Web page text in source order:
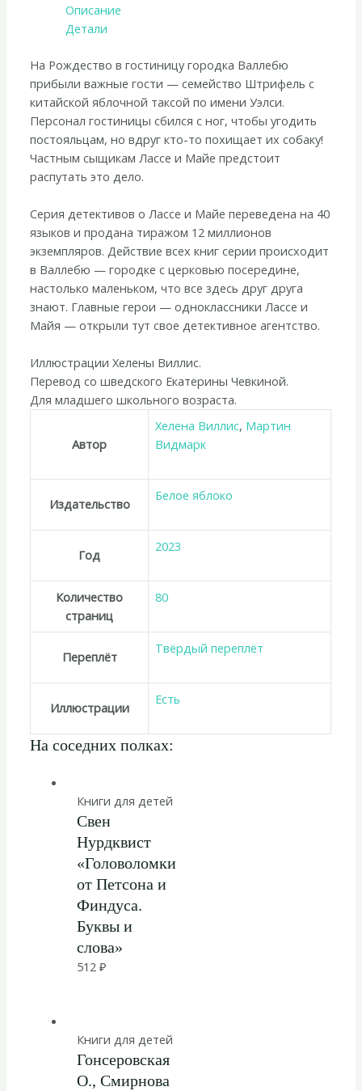
Описание
Детали
На Рождество в гостиницу городка Валлебю
прибыли важные гости — семейство Штрифель с
китайской яблочной таксой по имени Уэлси.
Персонал гостиницы сбился с ног, чтобы угодить
постояльцам, но вдруг кто-то похищает их собаку!
Частным сыщикам Лассе и Майе предстоит
распутать это дело.
Серия детективов о Лассе и Майе переведена на 40
языков и продана тиражом 12 миллионов
экземпляров. Действие всех книг серии происходит
в Валлебю — городке с церковью посередине,
настолько маленьком, что все здесь друг друга
знают. Главные герои — одноклассники Лассе и
Майя — открыли тут свое детективное агентство.
Иллюстрации Хелены Виллис.
Перевод со шведского Екатерины Чевкиной.
Для младшего школьного возраста.
Автор
Хелена Виллис, Мартин
Видмарк
Издательство
Белое яблоко
Год
2023
Количество
страниц
80
Переплёт
Твёрдый переплёт
Иллюстрации
Есть
На соседних полках:
Книги для детей
Свен
Нурдквист
«Головоломки
от Петсона и
Финдуса.
Буквы и
слова»
512₽
Книги для детей
Гонсеровская
О., Смирнова